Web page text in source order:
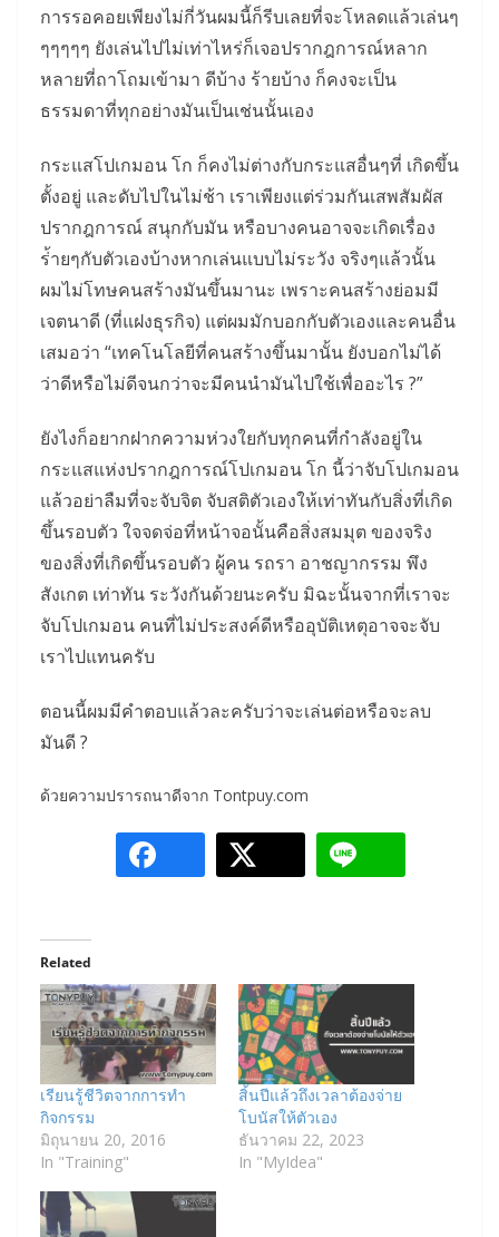
การรอคอยเพียงไม่กี่วันผมนี้ก็รีบเลยที่จะโหลดแล้วเล่นๆ
ๆๆๆๆๆ ยังเล่นไปไม่เท่าไหร่ก็เจอปรากฎการณ์หลาก
หลายที่ถาโถมเข้ามา ดีบ้าง ร้ายบ้าง ก็คงจะเป็น
ธรรมดาที่ทุกอย่างมันเป็นเช่นนั้นเอง
กระแสโปเกมอน โก ก็คงไม่ต่างกับกระแสอื่นๆที่ เกิดขึ้น
ตั้งอยู่ และดับไปในไม่ช้า เราเพียงแต่ร่วมกันเสพสัมผัส
ปรากฎการณ์ สนุกกับมัน หรือบางคนอาจจะเกิดเรื่อง
ร่้ายๆกับตัวเองบ้างหากเล่นแบบไม่ระวัง จริงๆแล้วนั้น
ผมไม่โทษคนสร้างมันขึ้นมานะ เพราะคนสร้างย่อมมี
เจตนาดี (ที่แฝงธุรกิจ) แต่ผมมักบอกกับตัวเองและคนอื่น
เสมอว่า “เทคโนโลยีที่คนสร้างขึ้นมานั้น ยังบอกไม่ได้
ว่าดีหรือไม่ดีจนกว่าจะมีคนนำมันไปใช้เพื่ออะไร ?”
ยังไงก็อยากฝากความห่วงใยกับทุกคนที่กำลังอยู่ใน
กระแสแห่งปรากฎการณ์โปเกมอน โก นี้ว่าจับโปเกมอน
แล้วอย่าลืมที่จะจับจิต จับสติตัวเองให้เท่าทันกับสิ่งที่เกิด
ขึ้นรอบตัว ใจจดจ่อที่หน้าจอนั้นคือสิ่งสมมุต ของจริง
ของสิ่งที่เกิดขึ้นรอบตัว ผู้คน รถรา อาชญากรรม พึง
สังเกต เท่าทัน ระวังกันด้วยนะครับ มิฉะนั้นจากที่เราจะ
จับโปเกมอน คนที่ไม่ประสงค์ดีหรืออุบัติเหตุอาจจะจับ
เราไปแทนครับ
ตอนนี้ผมมีคำตอบแล้วละครับว่าจะเล่นต่อหรือจะลบ
มันดี ?
ด้วยความปรารถนาดีจาก Tontpuy.com
Related
เรียนรู้ชีวิตจากการทำ
กิจกรรม
มิถุนายน 20, 2016
In "Training"
สิ้นปีแล้วถึงเวลาต้องจ่าย
โบนัสให้ตัวเอง
ธันวาคม 22, 2023
In "MyIdea"